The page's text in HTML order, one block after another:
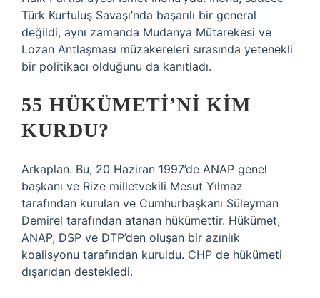
Türk Kurtuluş Savaşı’nda başarılı bir general
değildi, aynı zamanda Mudanya Mütarekesi ve
Lozan Antlaşması müzakereleri sırasında yetenekli
bir politikacı olduğunu da kanıtladı.
55 HÜKÜMETI’NI KIM
KURDU?
Arkaplan. Bu, 20 Haziran 1997’de ANAP genel
başkanı ve Rize milletvekili Mesut Yılmaz
tarafından kurulan ve Cumhurbaşkanı Süleyman
Demirel tarafından atanan hükümettir. Hükümet,
ANAP, DSP ve DTP’den oluşan bir azınlık
koalisyonu tarafından kuruldu. CHP de hükümeti
dışarıdan destekledi.